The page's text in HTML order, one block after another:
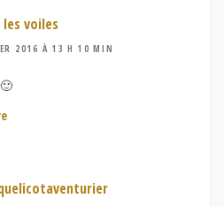
voiles
2016 À 13 H 10 MIN